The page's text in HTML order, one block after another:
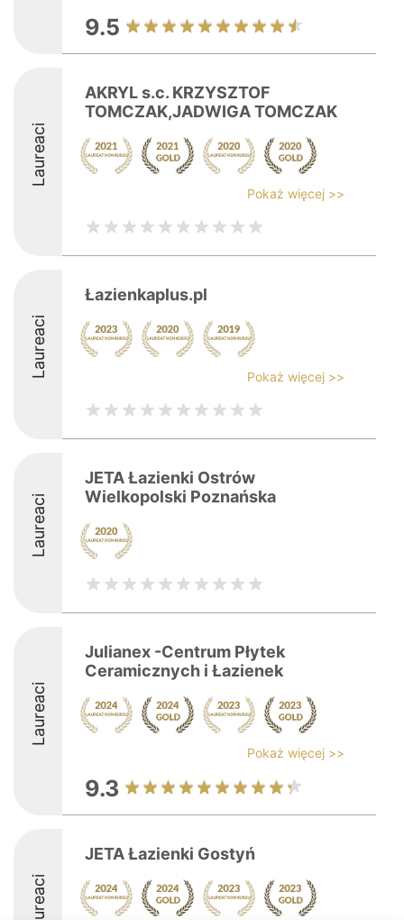
9.5
Laureaci
AKRYL s.c. KRZYSZTOF
TOMCZAK,JADWIGA TOMCZAK
Pokaż więcej >>
Laureaci
Łazienkaplus.pl
Pokaż więcej >>
Laureaci
JETA Łazienki Ostrów
Wielkopolski Poznańska
Laureaci
Julianex -Centrum Płytek
Ceramicznych i Łazienek
Pokaż więcej >>
9.3
Laureaci
JETA Łazienki Gostyń